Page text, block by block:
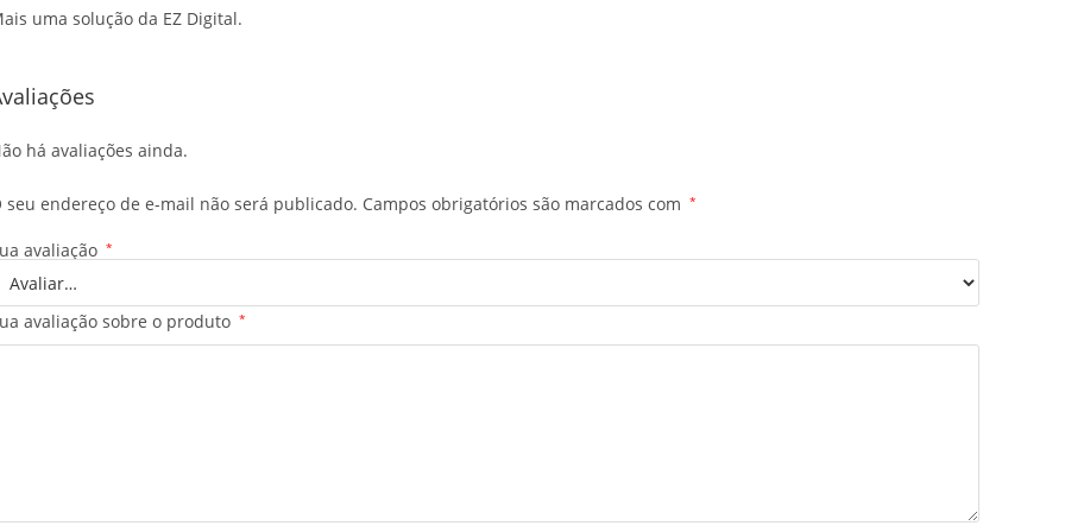
uma solução da EZ Digital.
há avaliações ainda.
seu endereço de e-mail não será publicado. Campos obrigatórios são marcados com *
avaliação *
avaliação sobre o produto *